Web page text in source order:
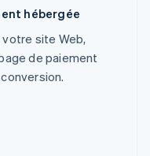
hébergée
site Web,
de paiement